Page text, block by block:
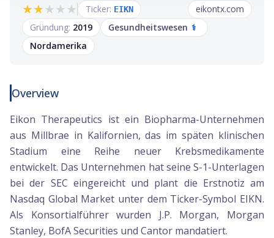
★★★★★ Ticker: EIKN
eikontx.com
Gründung: 2019 Gesundheitswesen ⚕️
Nordamerika
Overview
Eikon Therapeutics ist ein Biopharma-Unternehmen
aus Millbrae in Kalifornien, das im späten klinischen
Stadium eine Reihe neuer Krebsmedikamente
entwickelt. Das Unternehmen hat seine S-1-Unterlagen
bei der SEC eingereicht und plant die Erstnotiz am
Nasdaq Global Market unter dem Ticker-Symbol EIKN.
Als Konsortialführer wurden J.P. Morgan, Morgan
Stanley, BofA Securities und Cantor mandatiert.